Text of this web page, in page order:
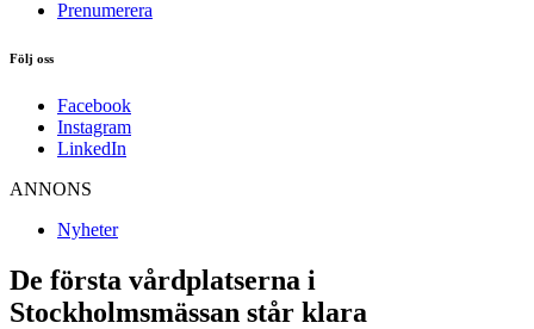
Prenumerera
Följ oss
Facebook
Instagram
LinkedIn
ANNONS
Nyheter
De första vårdplatserna i
Stockholmsmässan står klara